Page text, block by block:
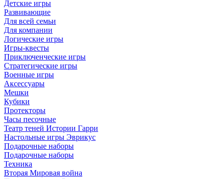
Детские игры
Развивающие
Для всей семьи
Для компании
Логические игры
Игры-квесты
Приключенческие игры
Стратегические игры
Военные игры
Аксессуары
Мешки
Кубики
Протекторы
Часы песочные
Театр теней Истории Гарри
Настольные игры Эврикус
Подарочные наборы
Подарочные наборы
Техника
Вторая Мировая война